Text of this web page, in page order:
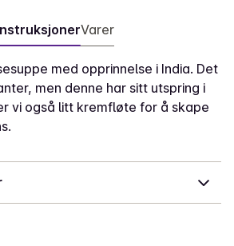
Varer
med opprinnelse i India. Det
men denne har sitt utspring i
vi også litt kremfløte for å skape